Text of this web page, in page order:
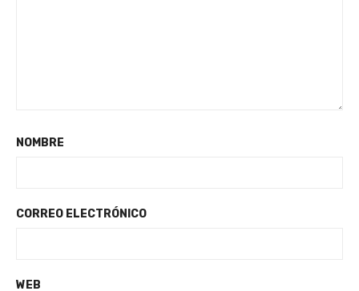
NOMBRE
CORREO ELECTRÓNICO
WEB